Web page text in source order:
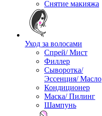
Снятие макияжа
Уход за волосами
Спрей/ Мист
Филлер
Сыворотка/
Эссенция/ Масло
Кондиционер
Маска/ Пилинг
Шампунь